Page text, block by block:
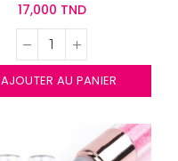
17,000 TND
AJOUTER AU PANIER